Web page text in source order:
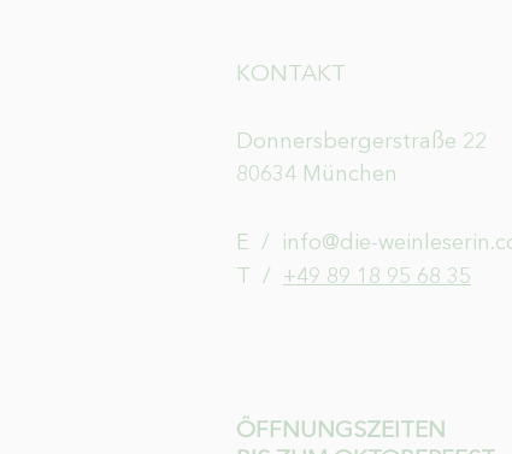
KONTAKT
Donnersbergerstraße 22
80634 München
E /
info@die-
​T / +49 89 18 95 68 35
ÖFFNUNGSZEITEN